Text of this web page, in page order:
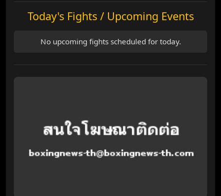
Today's Fights / Upcoming Events
No upcoming fights scheduled for today.